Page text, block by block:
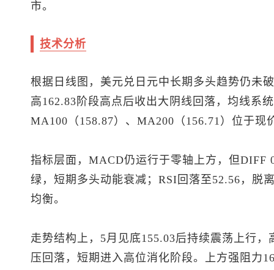
市。
技术分析
根据日线图， 美元兑日元中长期多头趋势仍未
高162.83阶段高点后收出大阴线回落，均线系
MA100（158.87）、MA200（156.71）位于现
指标层面，MACD仍运行于零轴上方，但DIFF
绿，短期多头动能衰减；RSI回落至52.56，脱
均衡。
走势结构上，5月见底155.03后持续震荡上行
压回落，短期进入高位消化阶段。上方强阻力